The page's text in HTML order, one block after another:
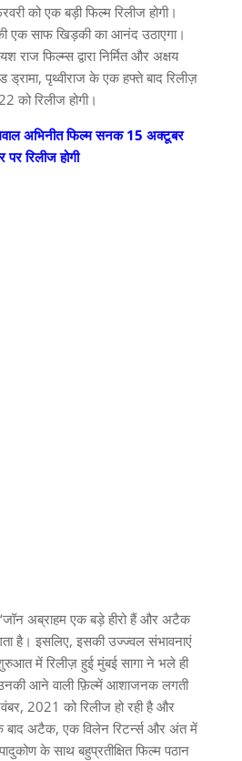
को एक बड़ी फिल्म रिलीज होगी।
एक साफ खिड़की का आनंद उठाएगा।
राज फिल्म्स द्वारा निर्मित और अक्षय
ड्रामा, पृथ्वीराज के एक हफ्ते बाद रिलीज़
को रिलीज होगी।
अभिनीत फिल्म सनक 15 अक्टूबर
रिलीज होगी
अब्राहम एक बड़े हीरो हैं और अटैक
है। इसलिए, इसकी उज्ज्वल संभावनाएं
में रिलीज़ हुई मुंबई सागा ने भले ही
आने वाली फ़िल्में आशाजनक लगती
2021 को रिलीज हो रही है और
बाद अटैक, एक विलेन रिटर्न्स और अंत में
के साथ बहुप्रतीक्षित फिल्म पठान